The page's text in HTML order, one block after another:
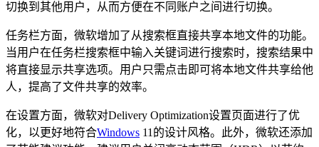
切换到其他用户，从而方便在不同账户之间进行切换。
任务栏方面，微软增加了从搜索框直接共享本地文件的功能。
当用户在任务栏搜索框中输入关键词进行搜索时，搜索结果中
将直接显示共享选项。用户只需点击即可将本地文件共享给他
人，提高了文件共享的效率。
在设置方面，微软对Delivery Optimization设置页面进行了优
化，以更好地符合Windows 11的设计风格。此外，微软还添加